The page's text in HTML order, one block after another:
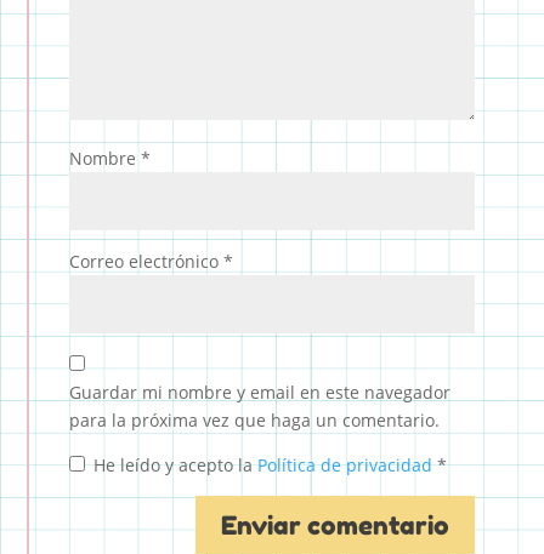
Nombre *
Correo electrónico *
Guardar mi nombre y email en este navegador
para la próxima vez que haga un comentario.
He leído y acepto laPolítica de privacidad*